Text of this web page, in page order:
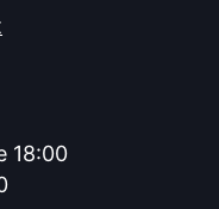
18:00